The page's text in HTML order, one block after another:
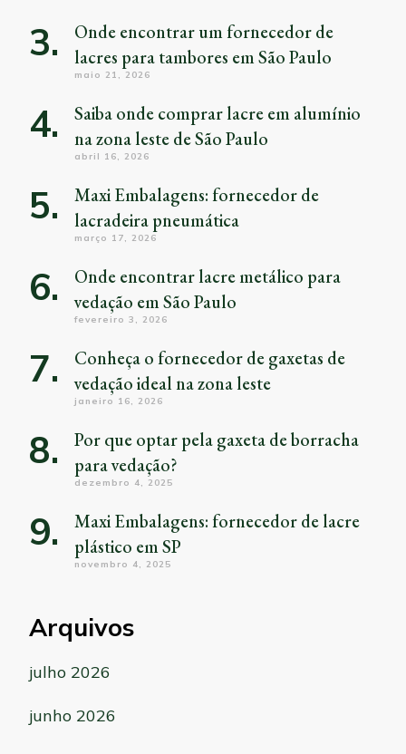
Onde encontrar um fornecedor de
lacres para tambores em São Paulo
maio 21, 2026
Saiba onde comprar lacre em alumínio
na zona leste de São Paulo
abril 16, 2026
Maxi Embalagens: fornecedor de
lacradeira pneumática
março 17, 2026
Onde encontrar lacre metálico para
vedação em São Paulo
fevereiro 3, 2026
Conheça o fornecedor de gaxetas de
vedação ideal na zona leste
janeiro 16, 2026
Por que optar pela gaxeta de borracha
para vedação?
dezembro 4, 2025
Maxi Embalagens: fornecedor de lacre
plástico em SP
novembro 4, 2025
Arquivos
julho 2026
junho 2026